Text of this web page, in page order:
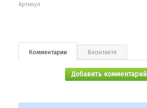
Артикул
Комментарии Вконтакте
Добавить комментарий